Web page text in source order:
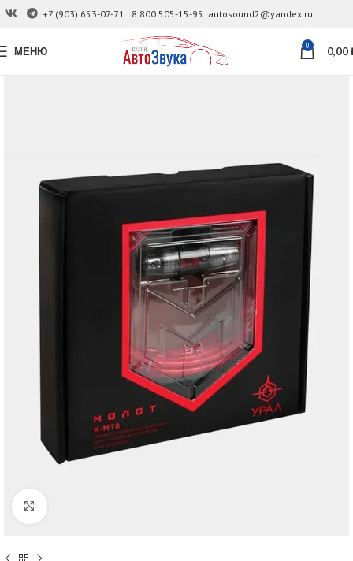
+7 (903) 653-07-71 8 800 505-15-95 autosound2@yandex.ru
МЕНЮ 0 0,00